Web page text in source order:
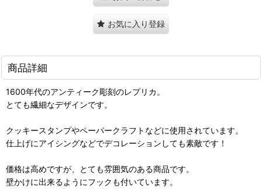
お気に入り登録
商品詳細
1600年代のアンティーク彫刻のレプリカ。
とても繊細なデザインです。
クッキースタンプやペーパークラフトなどに使用されています。
仕上げにアイシングなどでデコレーションしても素敵です！
価格は高めですが、とても雰囲気のある商品です。
壁かけに出来るようにフックも付いています。